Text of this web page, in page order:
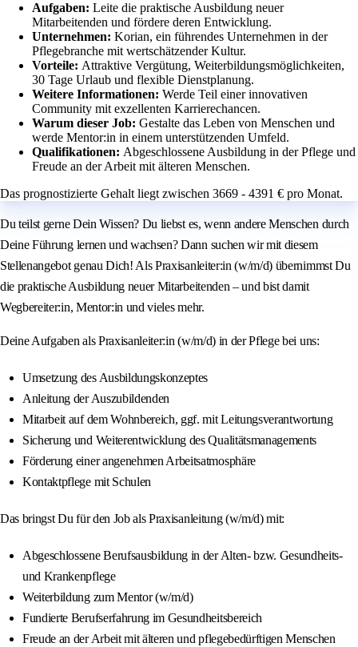
Aufgaben: Leite die praktische Ausbildung neuer
Mitarbeitenden und fördere deren Entwicklung.
Unternehmen: Korian, ein führendes Unternehmen in der
Pflegebranche mit wertschätzender Kultur.
Vorteile: Attraktive Vergütung, Weiterbildungsmöglichkeiten,
30 Tage Urlaub und flexible Dienstplanung.
Weitere Informationen: Werde Teil einer innovativen
Community mit exzellenten Karrierechancen.
Warum dieser Job: Gestalte das Leben von Menschen und
werde Mentor:in in einem unterstützenden Umfeld.
Qualifikationen: Abgeschlossene Ausbildung in der Pflege und
Freude an der Arbeit mit älteren Menschen.
Das prognostizierte Gehalt liegt zwischen 3669 - 4391 € pro Monat.
Du teilst gerne Dein Wissen? Du liebst es, wenn andere Menschen durch
Deine Führung lernen und wachsen? Dann suchen wir mit diesem
Stellenangebot genau Dich! Als Praxisanleiter:in (w/m/d) übernimmst Du
die praktische Ausbildung neuer Mitarbeitenden – und bist damit
Wegbereiter:in, Mentor:in und vieles mehr.
Deine Aufgaben als Praxisanleiter:in (w/m/d) in der Pflege bei uns:
Umsetzung des Ausbildungskonzeptes
Anleitung der Auszubildenden
Mitarbeit auf dem Wohnbereich, ggf. mit Leitungsverantwortung
Sicherung und Weiterentwicklung des Qualitätsmanagements
Förderung einer angenehmen Arbeitsatmosphäre
Kontaktpflege mit Schulen
Das bringst Du für den Job als Praxisanleitung (w/m/d) mit:
Abgeschlossene Berufsausbildung in der Alten- bzw. Gesundheits-
und Krankenpflege
Weiterbildung zum Mentor (w/m/d)
Fundierte Berufserfahrung im Gesundheitsbereich
Freude an der Arbeit mit älteren und pflegebedürftigen Menschen